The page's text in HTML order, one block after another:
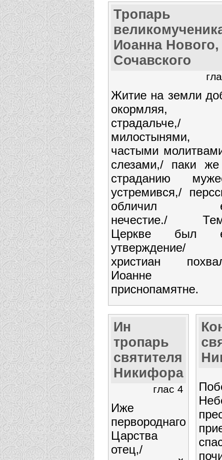
Тропарь
Иоанна Нового,
Сочавского
Житие на земли
окормляя,
страдальче,/
частыми
слезами,/ паки
страданию
устремився,/
обличил
нечестие./
Церкве был
христиан
Иоанне
приснопамятне.
Ин
тропарь
святителя
Никифора
глас 4
Иже
первороднаго
Царства
отец,/